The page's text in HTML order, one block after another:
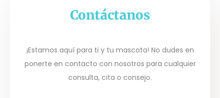
Contáctanos
¡Estamos aquí para ti y tu mascota! No dudes en
ponerte en contacto con nosotros para cualquier
consulta, cita o consejo.